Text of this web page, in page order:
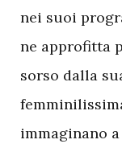
nei suoi
ne approfitta
sorso dalla
immaginano